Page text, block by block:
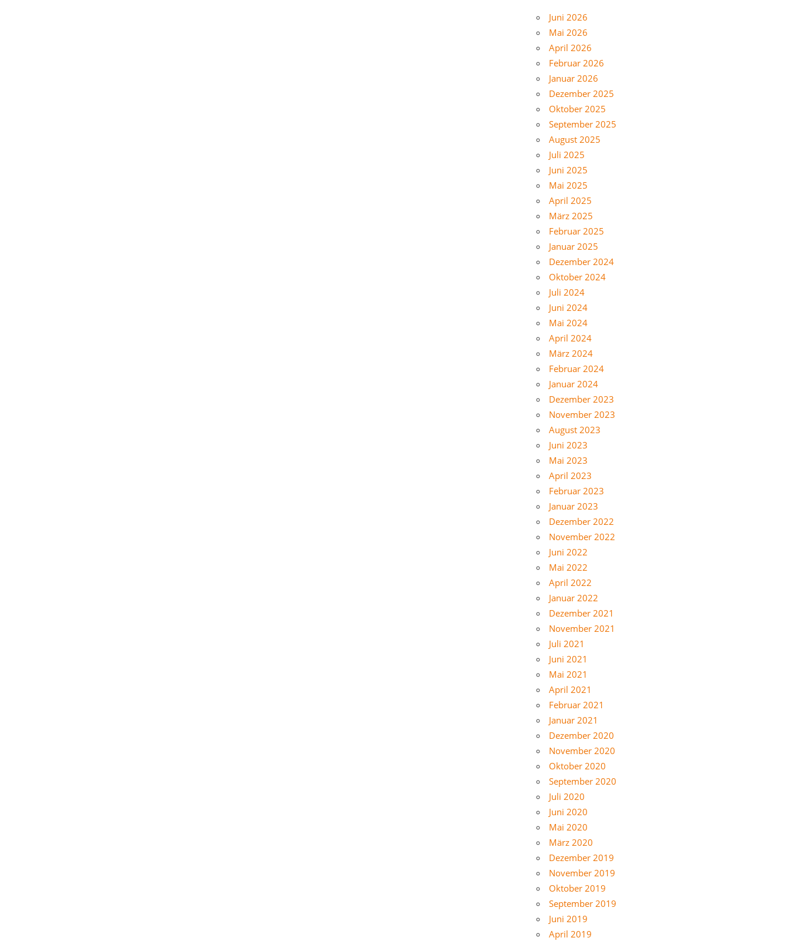
Juni 2026
Mai 2026
April 2026
Februar 2026
Januar 2026
Dezember 2025
Oktober 2025
September 2025
August 2025
Juli 2025
Juni 2025
Mai 2025
April 2025
März 2025
Februar 2025
Januar 2025
Dezember 2024
Oktober 2024
Juli 2024
Juni 2024
Mai 2024
April 2024
März 2024
Februar 2024
Januar 2024
Dezember 2023
November 2023
August 2023
Juni 2023
Mai 2023
April 2023
Februar 2023
Januar 2023
Dezember 2022
November 2022
Juni 2022
Mai 2022
April 2022
Januar 2022
Dezember 2021
November 2021
Juli 2021
Juni 2021
Mai 2021
April 2021
Februar 2021
Januar 2021
Dezember 2020
November 2020
Oktober 2020
September 2020
Juli 2020
Juni 2020
Mai 2020
März 2020
Dezember 2019
November 2019
Oktober 2019
September 2019
Juni 2019
April 2019